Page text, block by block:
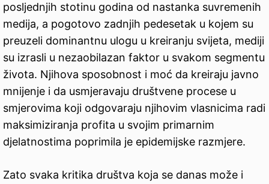
posljednjih stotinu godina od nastanka suvremenih
medija, a pogotovo zadnjih pedesetak u kojem su
preuzeli dominantnu ulogu u kreiranju svijeta, mediji
su izrasli u nezaobilazan faktor u svakom segmentu
života. Njihova sposobnost i moć da kreiraju javno
mnijenje i da usmjeravaju društvene procese u
smjerovima koji odgovaraju njihovim vlasnicima radi
maksimiziranja profita u svojim primarnim
djelatnostima poprimila je epidemijske razmjere.
Zato svaka kritika društva koja se danas može i